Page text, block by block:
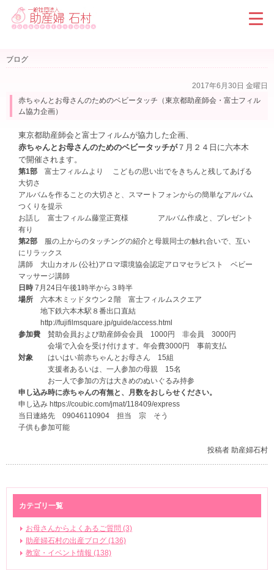
ブログ
2017年6月30日 金曜日
赤ちゃんとお母さんのためのベビータッチ（東京都助産師会・富士フィル
ム協力企画）
東京都助産師会と富士フィルムが協力した企画、
赤ちゃんとお母さんのためのベビータッチが７月２４日に六本木
で開催されます。
第1部 富士フィルムより こどもの思い出でをきちんと残してあげる
大切さ
アルバムを作ることの大切さと、スマートフォンからの簡単なアルバム
つくりを提示
お話し 富士フィルム藤堂正寛様 アルバム作成と、プレゼント
有り
第2部 服の上からのタッチングの紹介と母親同士の触れ合いで、互い
にリラックス
講師 大山カオル (公社)アロマ環境協会認定アロマセラピスト ベビー
マッサージ講師
日時 7月24日午後1時半から３時半
場所 六本木ミッドタウン２階 富士フィルムスクエア
地下鉄六本木駅８番出口直結
http://fujifilmsquare.jp/guide/access.html
参加費 賛助会員および助産師会会員 1000円 非会員 3000円
会場で入会を受け付けます。年会費3000円 事前支払
対象 はいはい前赤ちゃんとお母さん 15組
支援者あるいは、一人参加の母親 15名
お一人で参加の方は大きめのぬいぐるみ持参
申し込み時に赤ちゃんの有無と、月数をおしらせください。
申し込み https://coubic.com/jmat/118409/express
当日連絡先 09046110904 担当 宗 そう
子供も参加可能
投稿者 助産婦石村
カテゴリ一覧
お母さんからよくあるご質問 (3)
助産婦石村の出産ブログ (136)
教室・イベント情報 (138)